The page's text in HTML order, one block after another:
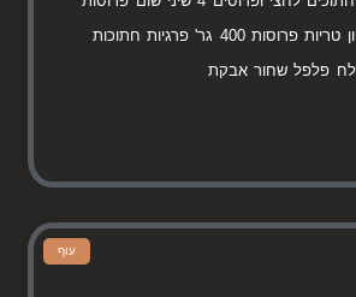
חב' פטריות שמפניון טריות פרוסות 400 גר' פרגיות חתוכות
פלפל שחור אבקת
עוף